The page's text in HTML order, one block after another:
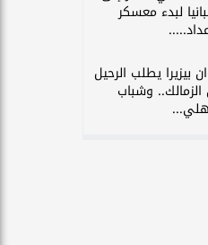
لبدء معسكر
بيزيرا يطلب الرحيل
وشباب